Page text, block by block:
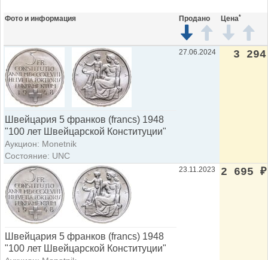
Фото и информация Продано Цена*
Швейцария 5 франков (francs) 1948
"100 лет Швейцарской Конституции"
Аукцион: Monetnik
Состояние: UNC
27.06.2024 3 294
Швейцария 5 франков (francs) 1948
"100 лет Швейцарской Конституции"
23.11.2023 2 695 ₽